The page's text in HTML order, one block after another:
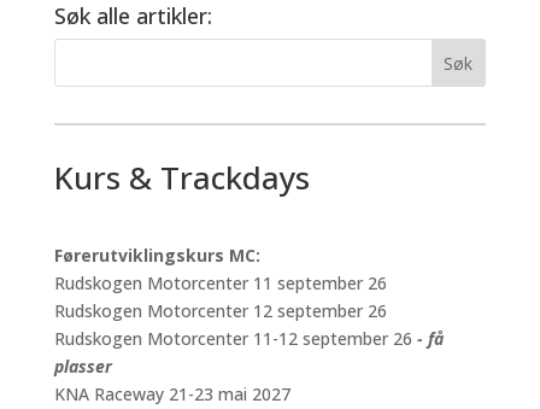
Søk alle artikler:
Kurs & Trackdays
Førerutviklingskurs MC:
Rudskogen Motorcenter 11 september 26
Rudskogen Motorcenter 12 september 26
Rudskogen Motorcenter 11-12 september 26 - få
plasser
KNA Raceway 21-23 mai 2027